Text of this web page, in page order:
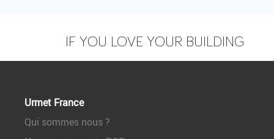
IF YOU LOVE YOUR BUILDING
Urmet France
Qui sommes nous ?